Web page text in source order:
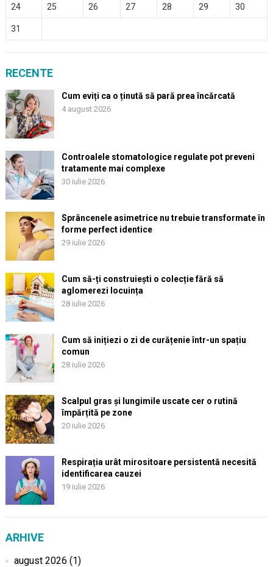
24 25 26 27 28 29 30
31
RECENTE
Cum eviți ca o ținută să pară prea încărcată
4 august 2026
Controalele stomatologice regulate pot preveni
tratamente mai complexe
30 iulie 2026
Sprâncenele asimetrice nu trebuie transformate în
forme perfect identice
29 iulie 2026
Cum să-ți construiești o colecție fără să
aglomerezi locuința
28 iulie 2026
Cum să inițiezi o zi de curățenie într-un spațiu
comun
28 iulie 2026
Scalpul gras și lungimile uscate cer o rutină
împărțită pe zone
20 iulie 2026
Respirația urât mirositoare persistentă necesită
identificarea cauzei
19 iulie 2026
ARHIVE
august 2026 (1)